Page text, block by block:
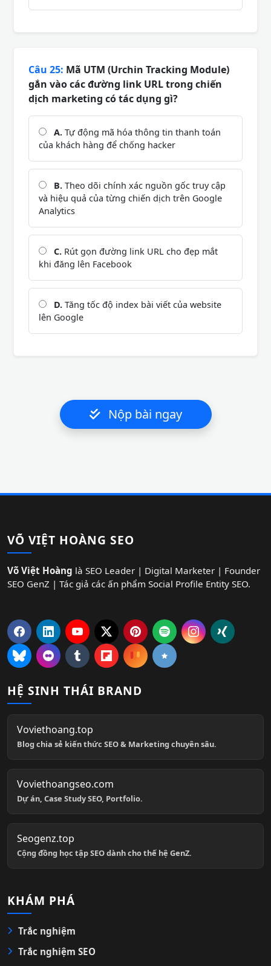
Câu 25: Mã UTM (Urchin Tracking Module)
gắn vào các đường link URL trong chiến
dịch marketing có tác dụng gì?
A. Tự động mã hóa thông tin thanh toán
của khách hàng để chống hacker
B. Theo dõi chính xác nguồn gốc truy cập
và hiệu quả của từng chiến dịch trên Google
Analytics
C. Rút gọn đường link URL cho đẹp mắt
khi đăng lên Facebook
D. Tăng tốc độ index bài viết của website
lên Google
Nộp bài ngay
VÕ VIỆT HOÀNG SEO
Võ Việt Hoàng là SEO Leader | Digital Marketer | Founder
SEO GenZ | Tác giả các ấn phẩm Social Profile Entity SEO.
HỆ SINH THÁI BRAND
Voviethoang.top
Blog chia sẻ kiến thức SEO & Marketing chuyên sâu.
Voviethoangseo.com
Dự án, Case Study SEO, Portfolio.
Seogenz.top
Cộng đồng học tập SEO dành cho thế hệ GenZ.
KHÁM PHÁ
Trắc nghiệm
Trắc nghiệm SEO